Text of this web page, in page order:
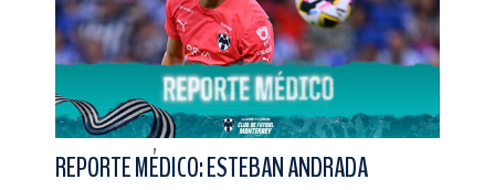
REPORTE MÉDICO: ESTEBAN ANDRADA